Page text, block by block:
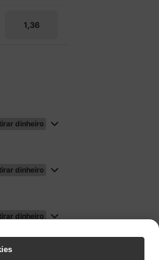
1,36
dinheiro
dinheiro
dinheiro